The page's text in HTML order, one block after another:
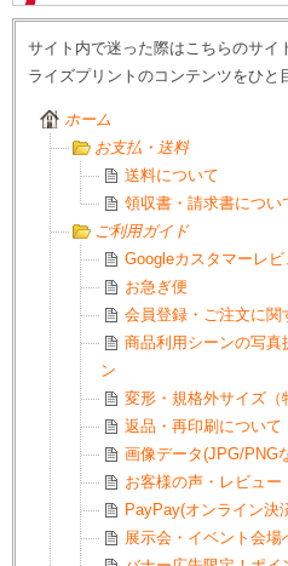
サイト内で迷った際はこちらのサイ
ライズプリントのコンテンツをひと
ホーム
お支払・送料
送料について
領収書・請求書につい
ご利用ガイド
Googleカスタマーレ
お急ぎ便
会員登録・ご注文に
商品利用シーンの写真
ン
変形・規格外サイズ（
返品・再印刷について
画像データ(JPG/PNG
お客様の声・レビュー
PayPay(オンライン決
展示会・イベント会場